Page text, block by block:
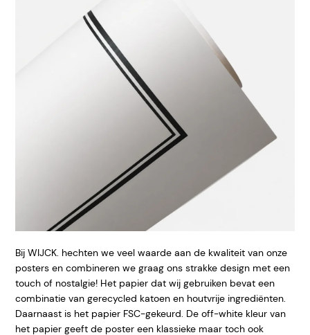
Bij WIJCK. hechten we veel waarde aan de kwaliteit van onze
posters en combineren we graag ons strakke design met een
touch of nostalgie! Het papier dat wij gebruiken bevat een
combinatie van gerecycled katoen en houtvrije ingrediënten.
Daarnaast is het papier FSC-gekeurd. De off-white kleur van
het papier geeft de poster een klassieke maar toch ook